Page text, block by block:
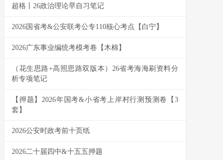
超格丨26政治理论早自习笔记
2026国省考&公安联考公专110核心考点【白宁】
2026广东事业编统考模考卷【木棉】
（花生思路+高照思路双版本）26省考海海刷资料分
析专项笔记
【押题】2026年国考&小省考上岸村行测预测卷【3
套】
2026公安时政考前十页纸
2026二十届四中&十五五押题